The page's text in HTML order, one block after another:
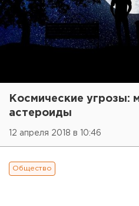
Космические угрозы:
астероиды
12 апреля 2018 в 10:46
Общество